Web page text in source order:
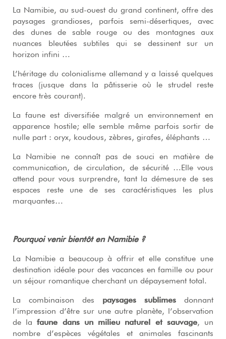
La Namibie, au sud-ouest du grand continent, offre des
paysages grandioses, parfois semi-désertiques, avec
des dunes de sable rouge ou des montagnes aux
nuances bleutées subtiles qui se dessinent sur un
horizon infini …
L’héritage du colonialisme allemand y a laissé quelques
traces (jusque dans la pâtisserie où le strudel reste
encore très courant).
La faune est diversifiée malgré un environnement en
apparence hostile; elle semble même parfois sortir de
nulle part : oryx, koudous, zèbres, girafes, éléphants …
La Namibie ne connaît pas de souci en matière de
communication, de circulation, de sécurité …Elle vous
attend pour vous surprendre, tant la démesure de ses
espaces reste une de ses caractéristiques les plus
marquantes…
Pourquoi venir bientôt en Namibie ?
La Namibie a beaucoup à offrir et elle constitue une
destination idéale pour des vacances en famille ou pour
un séjour romantique cherchant un dépaysement total.
La combinaison des paysages sublimes donnant
l’impression d’être sur une autre planète, l’observation
de lafaune dans un milieu naturel et sauvage, un
nombre d’espèces végétales et animales fascinants